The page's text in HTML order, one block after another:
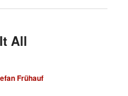
All
Frühauf